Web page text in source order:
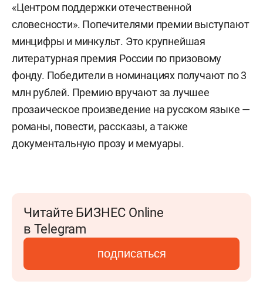
«Центром поддержки отечественной
словесности». Попечителями премии выступают
минцифры и минкульт. Это крупнейшая
литературная премия России по призовому
фонду. Победители в номинациях получают по 3
млн рублей. Премию вручают за лучшее
прозаическое произведение на русском языке —
романы, повести, рассказы, а также
документальную прозу и мемуары.
Читайте БИЗНЕС Online
в Telegram
подписаться